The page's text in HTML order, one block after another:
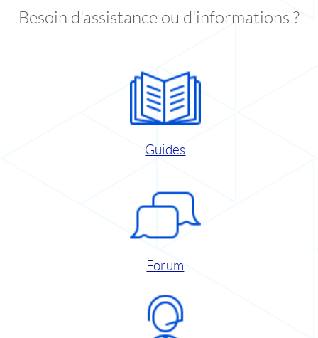
Besoin d'assistance ou d'informations ?
Guides
Forum